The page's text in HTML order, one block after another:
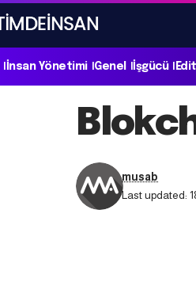
İnsan Yönetimi Genel İşgücü
Last updated:
musab